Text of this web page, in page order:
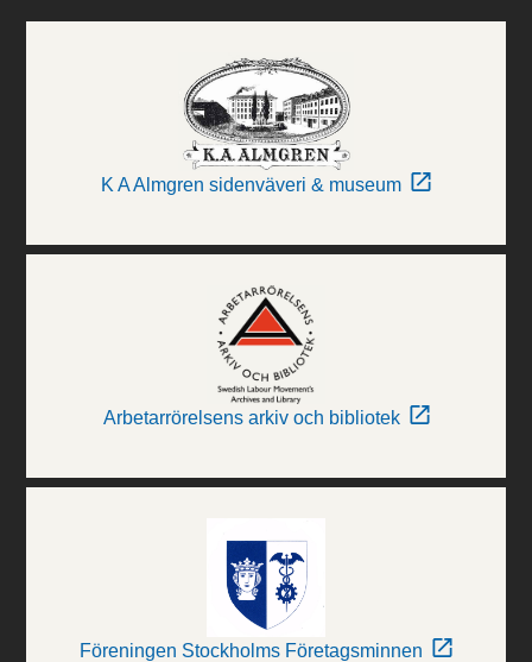
K A Almgren sidenväveri & museum
Arbetarrörelsens arkiv och bibliotek
Föreningen Stockholms Företagsminnen